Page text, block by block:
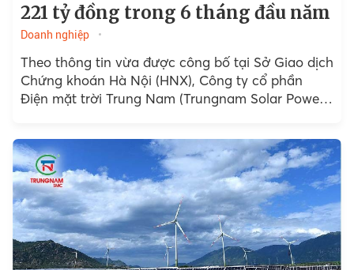
221 tỷ đồng trong 6 tháng đầu năm
Doanh nghiệp
Theo thông tin vừa được công bố tại Sở Giao dịch
Chứng khoán Hà Nội (HNX), Công ty cổ phần
Điện mặt trời Trung Nam (Trungnam Solar Power)